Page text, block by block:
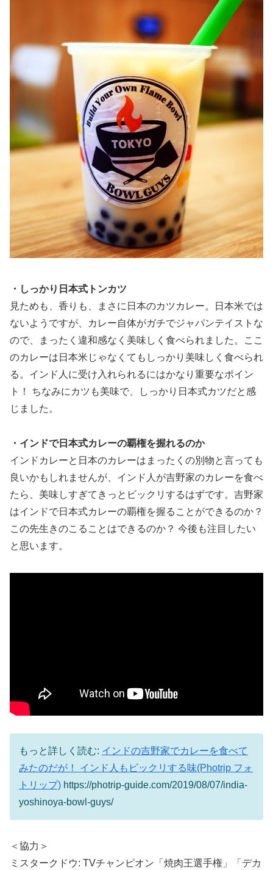
・しっかり日本式トンカツ
見ためも、香りも、まさに日本のカツカレー。日本米では
ないようですが、カレー自体がガチでジャパンテイストな
ので、まったく違和感なく美味しく食べられました。ここ
のカレーは日本米じゃなくてもしっかり美味しく食べられ
る。インド人に受け入れられるにはかなり重要なポイン
ト！ ちなみにカツも美味で、しっかり日本式カツだと感
じました。
・インドで日本式カレーの覇権を握れるのか
インドカレーと日本のカレーはまったくの別物と言っても
良いかもしれませんが、インド人が吉野家のカレーを食べ
たら、美味しすぎてきっとビックリするはずです。吉野家
はインドで日本式カレーの覇権を握ることができるのか？
この先生きのこることはできるのか？ 今後も注目したい
と思います。
もっと詳しく読む: インドの吉野家でカレーを食べて
みたのだが！ インド人もビックリする味(Photrip フォ
トリップ) https://photrip-guide.com/2019/08/07/india-
yoshinoya-bowl-guys/
＜協力＞
ミスタークドウ: TVチャンピオン「焼肉王選手権」「デカ